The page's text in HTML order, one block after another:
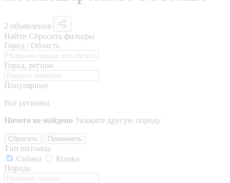
2 объявления
Найти Сбросить фильтры
Город / Область
Город, регион
Популярные
Все регионы
Ничего не найдено Укажите другую породу
Сбросить Применить
Тип питомца
Собака
Кошка
Порода